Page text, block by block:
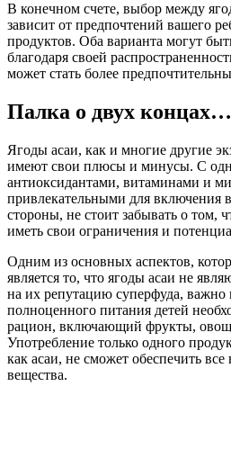
В конечном счете, выбор между
зависит от предпочтений вашего
продуктов. Оба варианта могут
благодаря своей
может стать более
Палка о двух концах…
Ягоды асаи, как и многие другие
имеют свои плюсы и минусы. С
антиоксидантами, витаминами и
привлекательными для включения
стороны, не стоит забывать о том,
иметь свои ограничения и
Одним из основных аспектов,
является то, что ягоды асаи не
на их репутацию суперфуда, важно
полноценного питания детей
рацион, включающий фрукты,
Употребление только одного
как асаи, не сможет обеспечить
вещества.